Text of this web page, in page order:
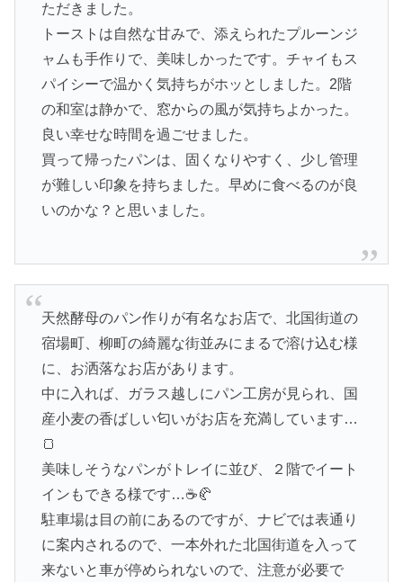
ただきました。
トーストは自然な甘みで、添えられたプルーンジ
ャムも手作りで、美味しかったです。チャイもス
パイシーで温かく気持ちがホッとしました。2階
の和室は静かで、窓からの風が気持ちよかった。
良い幸せな時間を過ごせました。
買って帰ったパンは、固くなりやすく、少し管理
が難しい印象を持ちました。早めに食べるのが良
いのかな？と思いました。
天然酵母のパン作りが有名なお店で、北国街道の
宿場町、柳町の綺麗な街並みにまるで溶け込む様
に、お洒落なお店があります。
中に入れば、ガラス越しにパン工房が見られ、国
産小麦の香ばしい匂いがお店を充満しています…
🍞
美味しそうなパンがトレイに並び、２階でイート
インもできる様です…☕️🥐
駐車場は目の前にあるのですが、ナビでは表通り
に案内されるので、一本外れた北国街道を入って
来ないと車が停められないので、注意が必要で